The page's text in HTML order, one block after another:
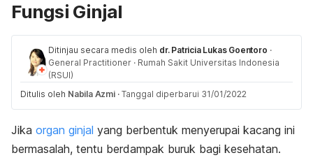
Fungsi Ginjal
Ditinjau secara medis oleh dr. Patricia Lukas Goentoro ·
General Practitioner · Rumah Sakit Universitas Indonesia
(RSUI)
Ditulis oleh Nabila Azmi · Tanggal diperbarui 31/01/2022
Jika organ ginjal yang berbentuk menyerupai kacang ini
bermasalah, tentu berdampak buruk bagi kesehatan.